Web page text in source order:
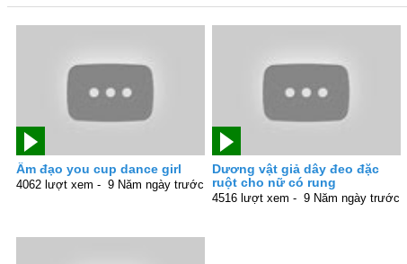
Âm đạo you cup dance girl
4062 lượt xem - 9 Năm ngày trước
Dương vật giả dây đeo đặc
ruột cho nữ có rung
4516 lượt xem - 9 Năm ngày trước